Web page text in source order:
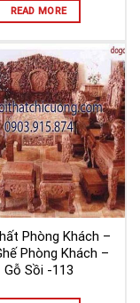
READ MORE
Phòng Khách –
Phòng Khách –
Gỗ Sồi -113